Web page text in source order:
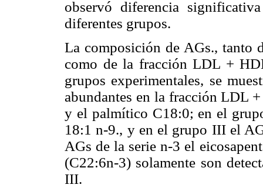
observó diferencia
diferentes grupos.
La composición de AGs., tanto
como de la fracción LDL +
grupos experimentales, se
abundantes en la fracción LDL
y el palmítico C18:0; en el
18:1 n-9., y en el grupo III el
AGs de la serie n-3 el
(C22:6n-3) solamente son
III.